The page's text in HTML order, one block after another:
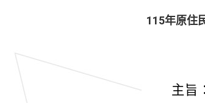
115年原住
主旨